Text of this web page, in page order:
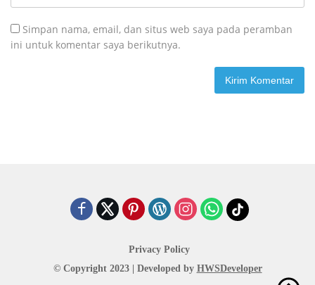
Simpan nama, email, dan situs web saya pada peramban
ini untuk komentar saya berikutnya.
Privacy Policy
© Copyright 2023 | Developed by HWSDeveloper